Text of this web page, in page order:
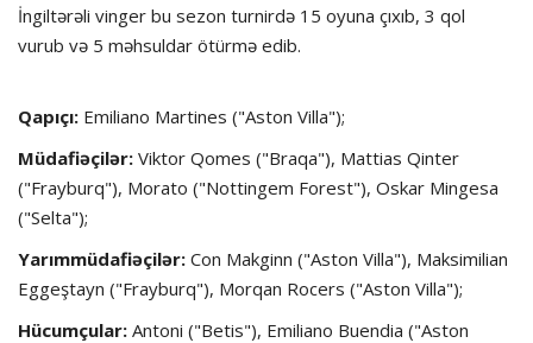
İngiltərəli vinger bu sezon turnirdə 15 oyuna çıxıb, 3 qol
vurub və 5 məhsuldar ötürmə edib.
Qapıçı: Emiliano Martines ("Aston Villa");
Müdafiəçilər: Viktor Qomes ("Braqa"), Mattias Qinter
("Frayburq"), Morato ("Nottingem Forest"), Oskar Mingesa
("Selta");
Yarımmüdafiəçilər: Con Makginn ("Aston Villa"), Maksimilian
Eggeştayn ("Frayburq"), Morqan Rocers ("Aston Villa");
Hücumçular: Antoni ("Betis"), Emiliano Buendia ("Aston